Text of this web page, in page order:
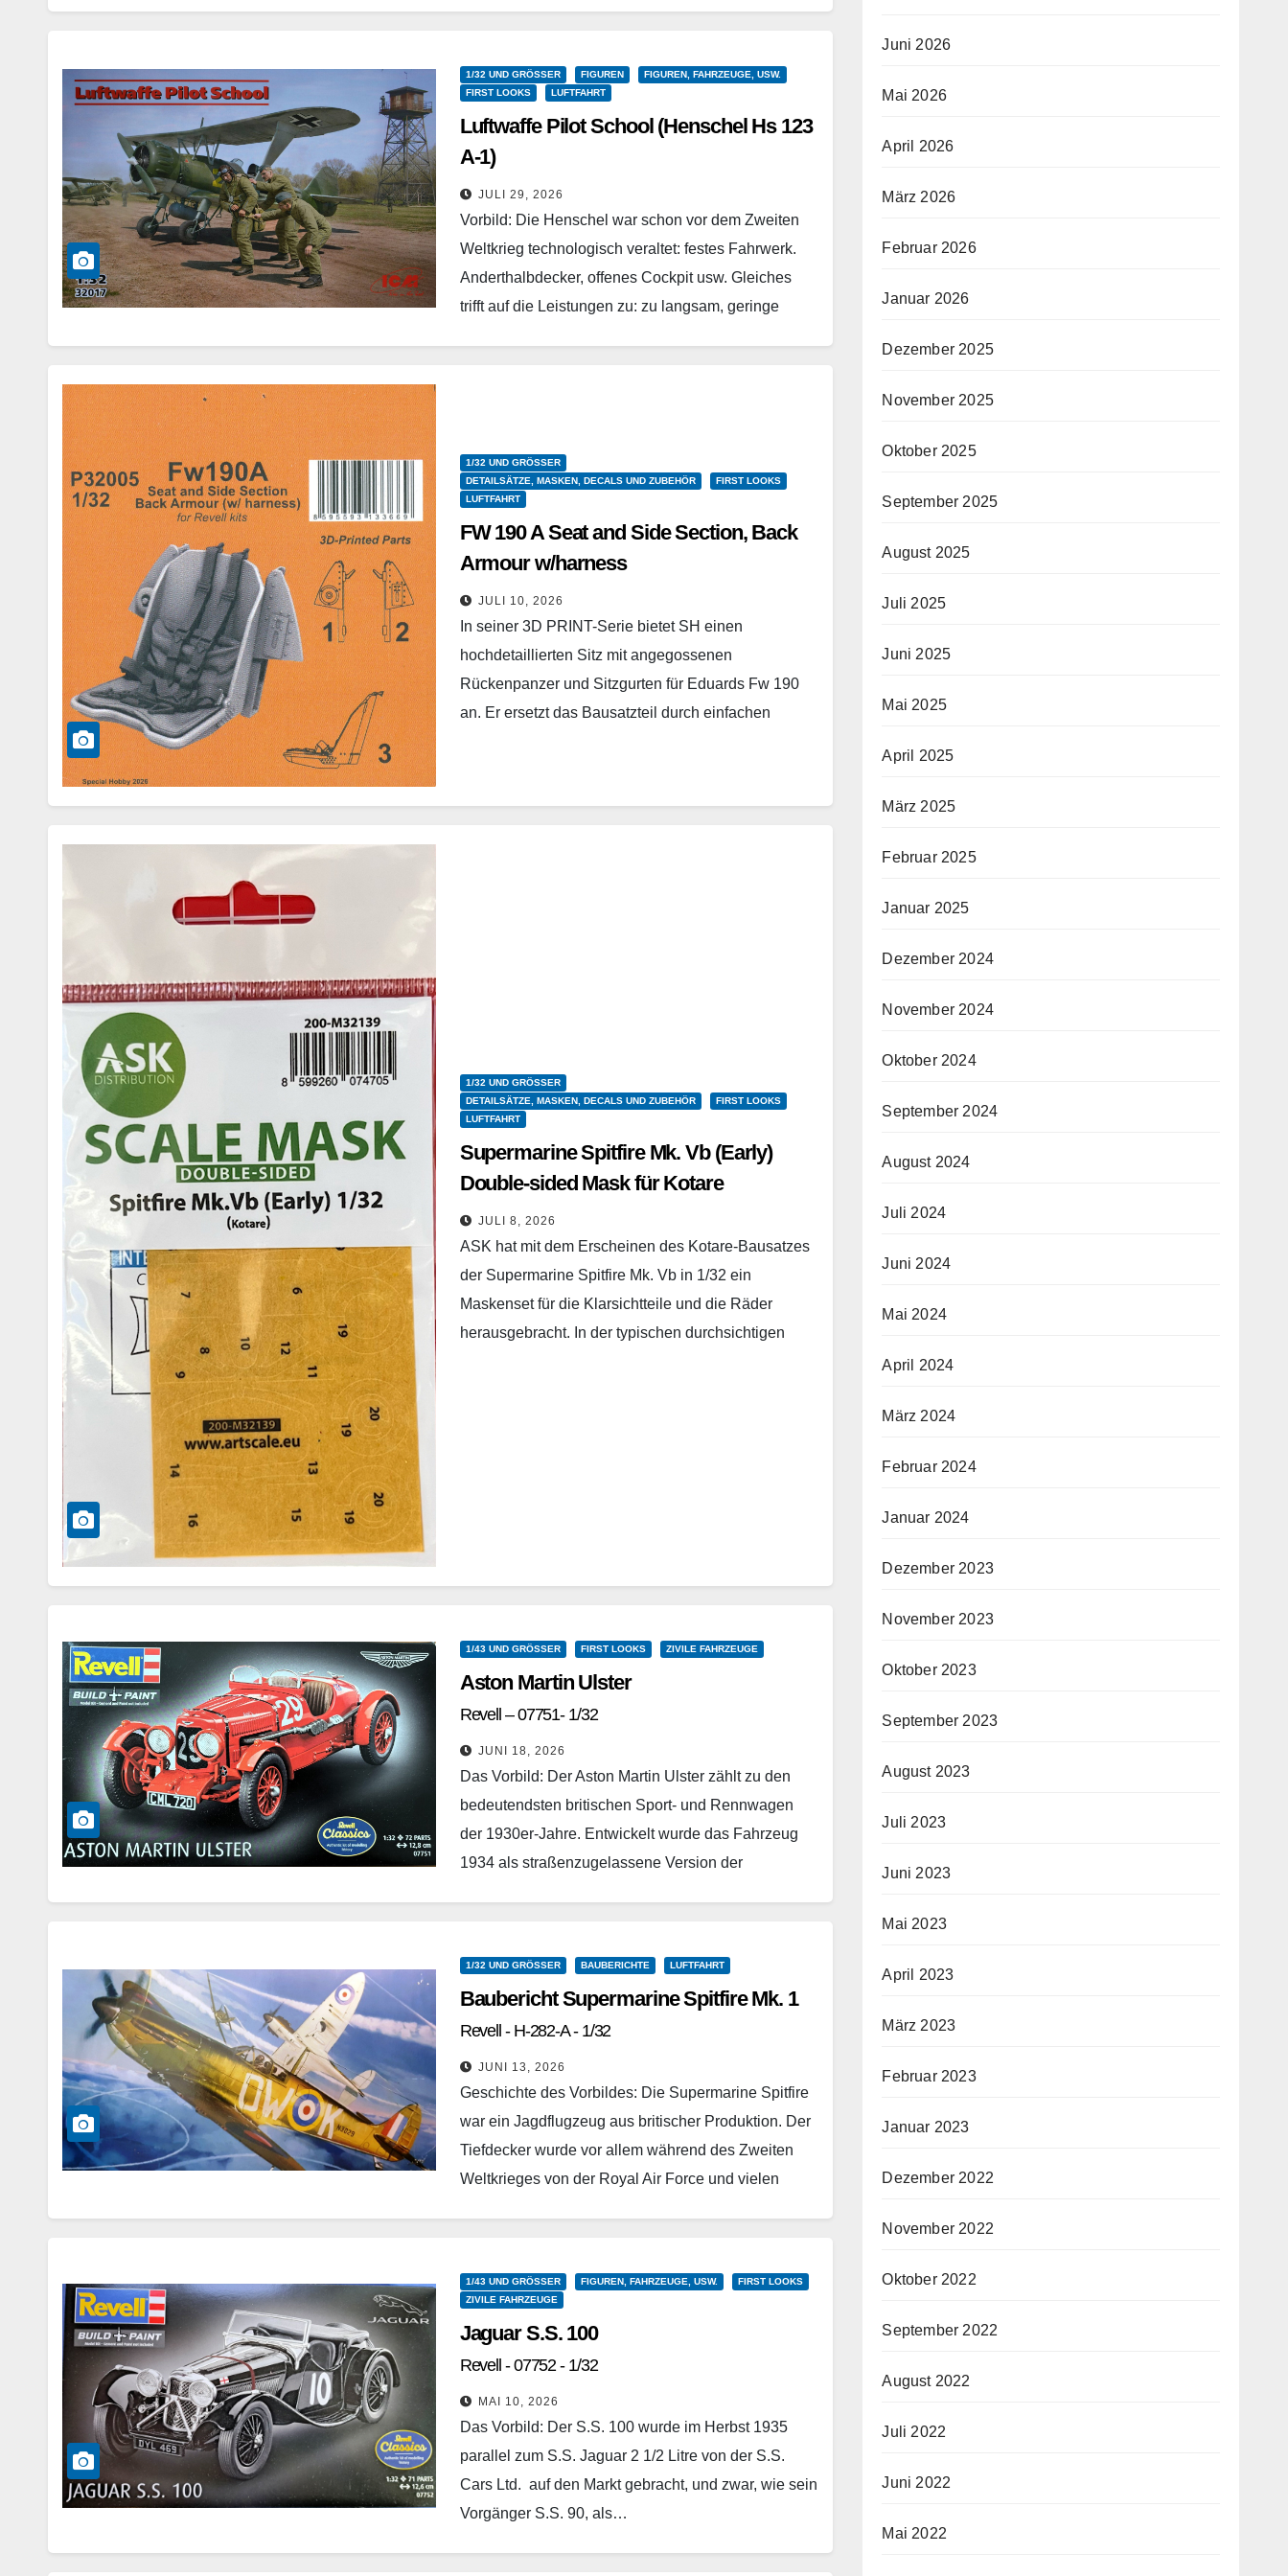
Weiterlesen
1/32 UND GRÖSSER FIGUREN
FIGUREN, FAHRZEUGE, USW.
FIRST LOOKS
LUFTFAHRT
Luftwaffe Pilot School (Henschel Hs 123
A-1)
ICM – 32017 – 1/32
JULI 29, 2026
Vorbild: Die Henschel war schon vor dem Zweiten
Weltkrieg technologisch veraltet: festes Fahrwerk.
Anderthalbdecker, offenes Cockpit usw. Gleiches
trifft auf die Leistungen zu: zu langsam, geringe
1/32 UND GRÖSSER
DETAILSÄTZE, MASKEN, DECALS UND ZUBEHÖR
FIRST LOOKS
LUFTFAHRT
FW 190 A Seat and Side Section, Back
Armour w/harness
Special Hobby – P32005 – 1/32
JULI 10, 2026
In seiner 3D PRINT-Serie bietet SH einen
hochdetaillierten Sitz mit angegossenen
Rückenpanzer und Sitzgurten für Eduards Fw 190
an. Er ersetzt das Bausatzteil durch einfachen
1/32 UND GRÖSSER
DETAILSÄTZE, MASKEN, DECALS UND ZUBEHÖR
FIRST LOOKS
LUFTFAHRT
Supermarine Spitfire Mk. Vb (Early)
Double-sided Mask für Kotare
ASK – 200-M32139 – Masken – 1/32
JULI 8, 2026
ASK hat mit dem Erscheinen des Kotare-Bausatzes
der Supermarine Spitfire Mk. Vb in 1/32 ein
Maskenset für die Klarsichtteile und die Räder
herausgebracht. In der typischen durchsichtigen
1/43 UND GRÖSSER FIRST LOOKS ZIVILE FAHRZEUGE
Aston Martin Ulster
Revell – 07751- 1/32
JUNI 18, 2026
Das Vorbild: Der Aston Martin Ulster zählt zu den
bedeutendsten britischen Sport- und Rennwagen
der 1930er-Jahre. Entwickelt wurde das Fahrzeug
1934 als straßenzugelassene Version der
Weiterlesen
1/32 UND GRÖSSER BAUBERICHTE LUFTFAHRT
Baubericht Supermarine Spitfire Mk. 1
Revell - H-282-A - 1/32
JUNI 13, 2026
Geschichte des Vorbildes: Die Supermarine Spitfire
war ein Jagdflugzeug aus britischer Produktion. Der
Tiefdecker wurde vor allem während des Zweiten
Weltkrieges von der Royal Air Force und vielen
1/43 UND GRÖSSER FIGUREN, FAHRZEUGE, USW.
FIRST LOOKS
ZIVILE FAHRZEUGE
Jaguar S.S. 100
Revell - 07752 - 1/32
MAI 10, 2026
Das Vorbild: Der S.S. 100 wurde im Herbst 1935
parallel zum S.S. Jaguar 2 1/2 Litre von der S.S.
Cars Ltd. auf den Markt gebracht, und zwar, wie sein
Vorgänger S.S. 90, als…
Weiterlesen
Juni 2026
Mai 2026
April 2026
März 2026
Februar 2026
Januar 2026
Dezember 2025
November 2025
Oktober 2025
September 2025
August 2025
Juli 2025
Juni 2025
Mai 2025
April 2025
März 2025
Februar 2025
Januar 2025
Dezember 2024
November 2024
Oktober 2024
September 2024
August 2024
Juli 2024
Juni 2024
Mai 2024
April 2024
März 2024
Februar 2024
Januar 2024
Dezember 2023
November 2023
Oktober 2023
September 2023
August 2023
Juli 2023
Juni 2023
Mai 2023
April 2023
März 2023
Februar 2023
Januar 2023
Dezember 2022
November 2022
Oktober 2022
September 2022
August 2022
Juli 2022
Juni 2022
Mai 2022